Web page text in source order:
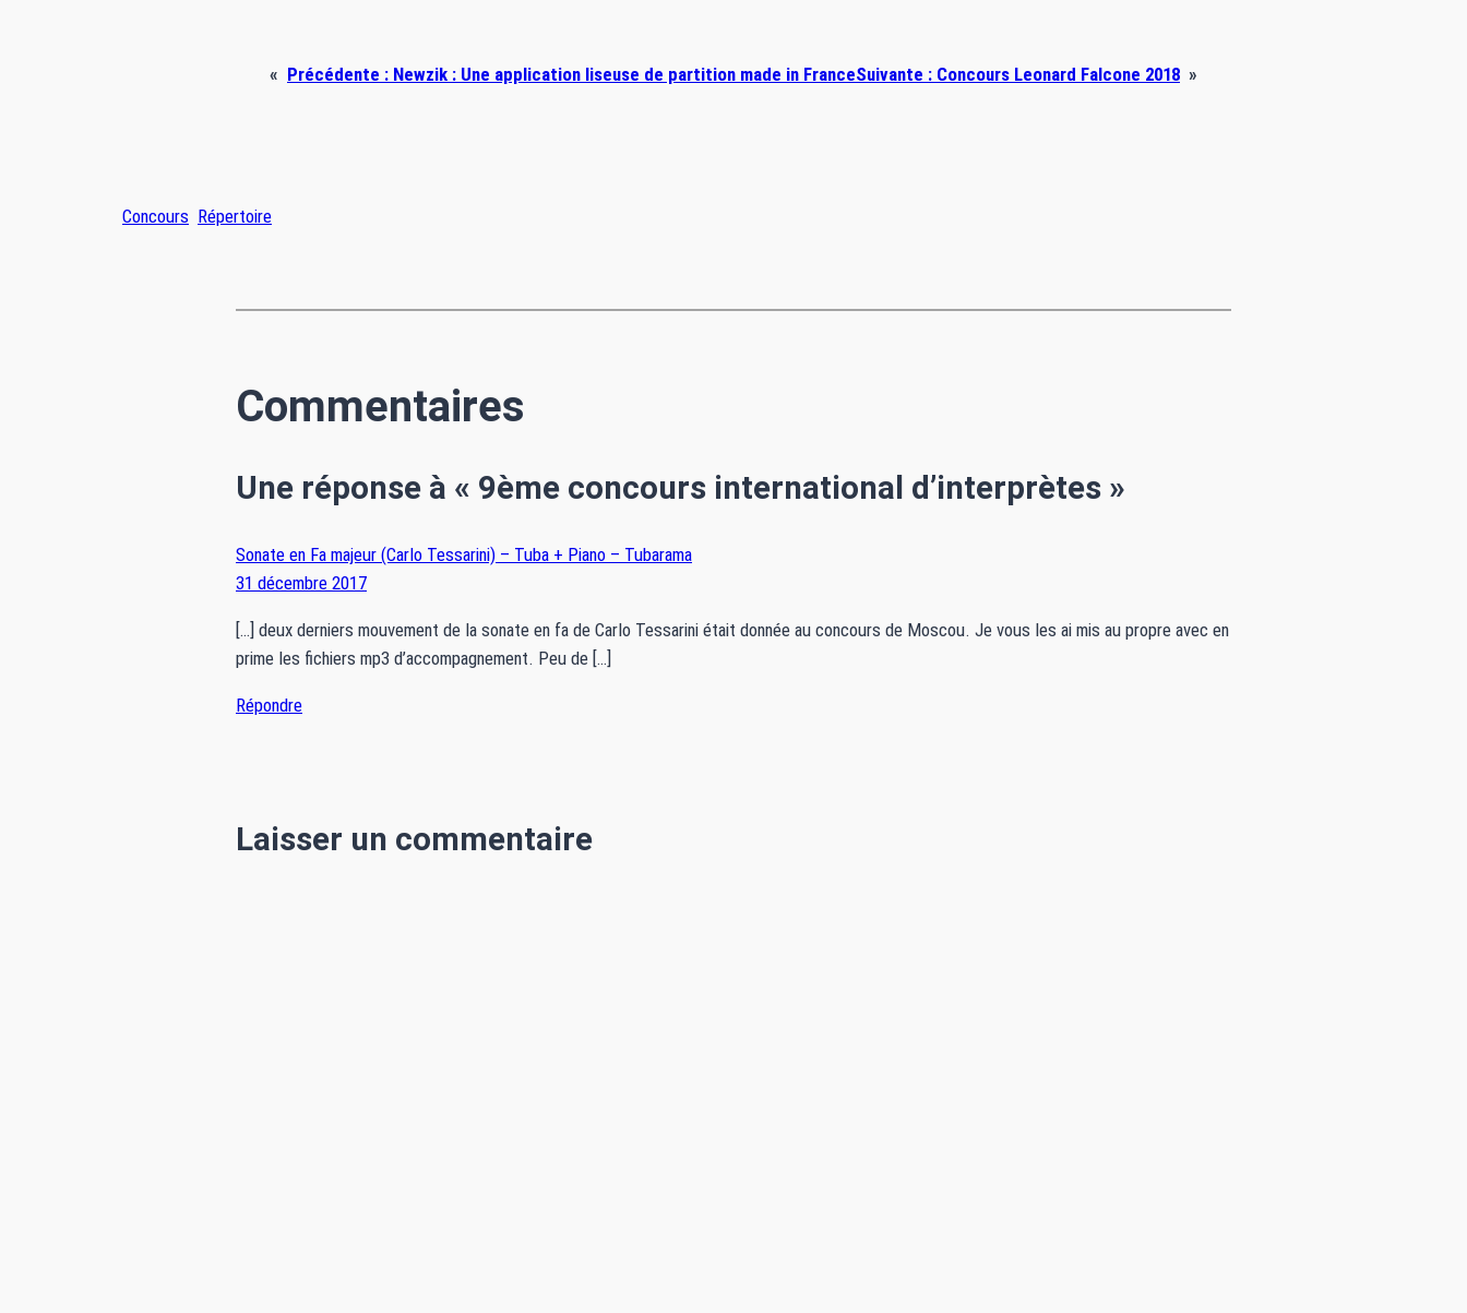
« Précédente : Newzik : Une application liseuse de partition made in FranceSuivante : Concours Leonard Falcone 2018 »
Concours Répertoire
Commentaires
Une réponse à « 9ème concours international d’interprètes »
Sonate en Fa majeur (Carlo Tessarini) – Tuba + Piano – Tubarama
31 décembre 2017
[…] deux derniers mouvement de la sonate en fa de Carlo Tessarini était donnée au concours de Moscou. Je vous les ai mis au propre avec en
prime les fichiers mp3 d’accompagnement. Peu de […]
Répondre
Laisser un commentaire